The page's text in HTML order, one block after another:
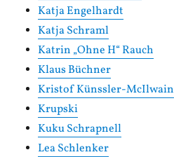
Katja Engelhardt
Katja Schraml
Katrin „Ohne H“ Rauch
Klaus Büchner
Kristof Künssler-McIlwain
Krupski
Kuku Schrapnell
Lea Schlenker